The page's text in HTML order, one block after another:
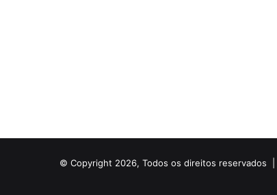
© Copyright 2026, Todos os direitos reservados |